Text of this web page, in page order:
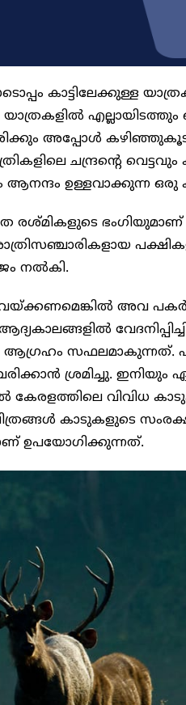
കാട്ടിലേക്കുള്ള
എല്ലായിടത്തും
അപ്പോൾ
ചന്ദ്രന്റെ
ഉള്ളവാക്കുന്ന ഒരു
രശ്മികളുടെ ഭം​ഗിയുമാണ്
നൽകി.
അവ
സഫലമാകുന്നത്.
ശ്രമിച്ചു.
വിവിധ
കാടുകളുടെ
ഉപയോഗിക്കുന്നത്.